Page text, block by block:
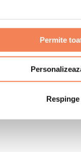
Permite
Respinge